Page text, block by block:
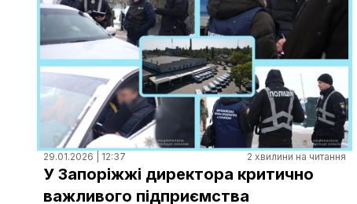
29.01.2026 | 12:37 2 хвилини на читання
У Запоріжжі директора критично
важливого підприємства